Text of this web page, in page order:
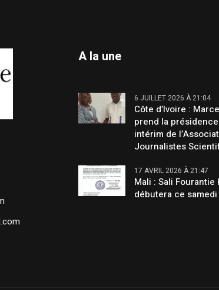
A la une
6 JUILLET 2026 À 21:04
Côte d’Ivoire :
prend la
intérim de
Journalistes
17 AVRIL 2026 À 21:47
Mali : Sali Fourantie
débutera ce samedi